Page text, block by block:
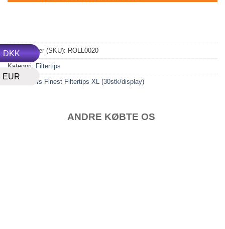
DKK
EUR
Varenummer (SKU): ROLL0020
Kategori: Filtertips
Tag: Rollers Finest Filtertips XL (30stk/display)
ANDRE KØBTE OS